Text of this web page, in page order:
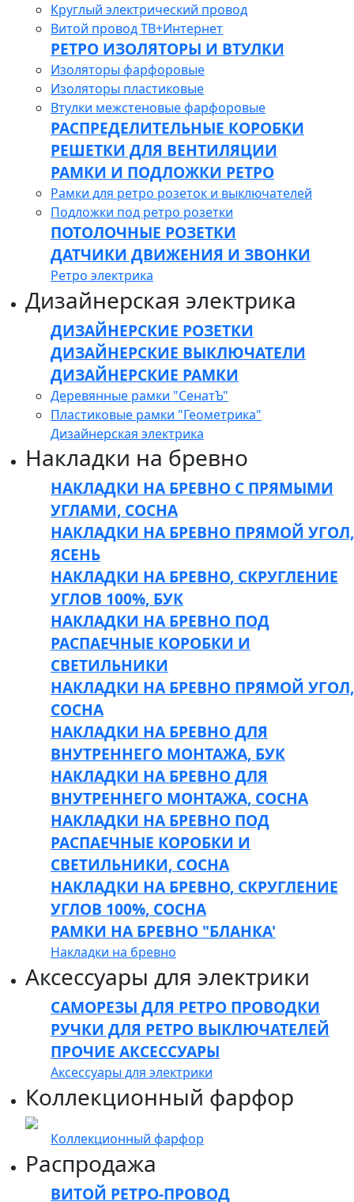
Круглый электрический провод
Витой провод ТВ+Интернет
РЕТРО ИЗОЛЯТОРЫ И ВТУЛКИ
Изоляторы фарфоровые
Изоляторы пластиковые
Втулки межстеновые фарфоровые
РАСПРЕДЕЛИТЕЛЬНЫЕ КОРОБКИ
РЕШЕТКИ ДЛЯ ВЕНТИЛЯЦИИ
РАМКИ И ПОДЛОЖКИ РЕТРО
Рамки для ретро розеток и выключателей
Подложки под ретро розетки
ПОТОЛОЧНЫЕ РОЗЕТКИ
ДАТЧИКИ ДВИЖЕНИЯ И ЗВОНКИ
Ретро электрика
Дизайнерская электрика
ДИЗАЙНЕРСКИЕ РОЗЕТКИ
ДИЗАЙНЕРСКИЕ ВЫКЛЮЧАТЕЛИ
ДИЗАЙНЕРСКИЕ РАМКИ
Деревянные рамки "СенатЪ"
Пластиковые рамки "Геометрика"
Дизайнерская электрика
Накладки на бревно
НАКЛАДКИ НА БРЕВНО С ПРЯМЫМИ
УГЛАМИ, СОСНА
НАКЛАДКИ НА БРЕВНО ПРЯМОЙ УГОЛ,
ЯСЕНЬ
НАКЛАДКИ НА БРЕВНО, СКРУГЛЕНИЕ
УГЛОВ 100%, БУК
НАКЛАДКИ НА БРЕВНО ПОД
РАСПАЕЧНЫЕ КОРОБКИ И
СВЕТИЛЬНИКИ
НАКЛАДКИ НА БРЕВНО ПРЯМОЙ УГОЛ,
СОСНА
НАКЛАДКИ НА БРЕВНО ДЛЯ
ВНУТРЕННЕГО МОНТАЖА, БУК
НАКЛАДКИ НА БРЕВНО ДЛЯ
ВНУТРЕННЕГО МОНТАЖА, СОСНА
НАКЛАДКИ НА БРЕВНО ПОД
РАСПАЕЧНЫЕ КОРОБКИ И
СВЕТИЛЬНИКИ, СОСНА
НАКЛАДКИ НА БРЕВНО, СКРУГЛЕНИЕ
УГЛОВ 100%, СОСНА
РАМКИ НА БРЕВНО "БЛАНКА'
Накладки на бревно
Аксессуары для электрики
САМОРЕЗЫ ДЛЯ РЕТРО ПРОВОДКИ
РУЧКИ ДЛЯ РЕТРО ВЫКЛЮЧАТЕЛЕЙ
ПРОЧИЕ АКСЕССУАРЫ
Аксессуары для электрики
Коллекционный фарфор
Коллекционный фарфор
Распродажа
ВИТОЙ РЕТРО-ПРОВОД